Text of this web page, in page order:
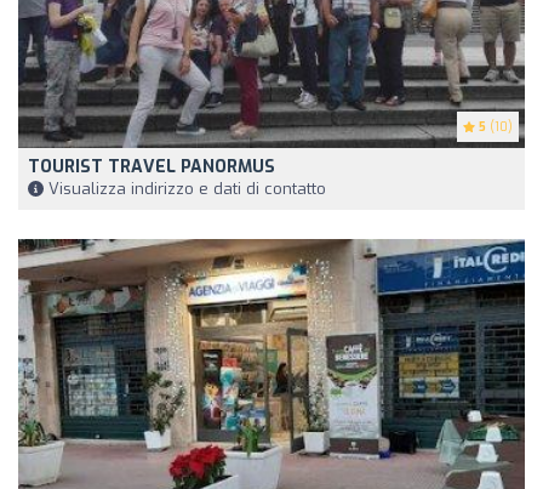
5 (10)
TOURIST TRAVEL PANORMUS
Visualizza indirizzo e dati di contatto